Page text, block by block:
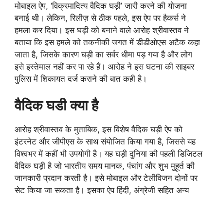
मोबाइल ऐप, ‘विक्रमादित्य वैदिक घड़ी’ जारी करने की योजना
बनाई थी। लेकिन, रिलीज़ से ठीक पहले, इस ऐप पर हैकर्स ने
हमला कर दिया। इस घड़ी को बनाने वाले आरोह श्रीवास्तव ने
बताया कि इस हमले को तकनीकी जगत में डीडीओएस अटैक कहा
जाता है, जिसके कारण घड़ी का सर्वर धीमा पड़ गया है और लोग
इसे इस्तेमाल नहीं कर पा रहे हैं। आरोह ने इस घटना की साइबर
पुलिस में शिकायत दर्ज कराने की बात कही है।
वैदिक घडी क्या है
आरोह श्रीवास्तव के मुताबिक, इस विशेष वैदिक घड़ी ऐप को
इंटरनेट और जीपीएस के साथ संयोजित किया गया है, जिससे यह
विश्वभर में कहीं भी उपयोगी है। यह घड़ी दुनिया की पहली डिजिटल
वैदिक घड़ी है जो भारतीय समय मानक, पंचांग और शुभ मुहूर्त की
जानकारी प्रदान करती है। इसे मोबाइल और टेलीविजन दोनों पर
सेट किया जा सकता है। इसका ऐप हिंदी, अंग्रेजी सहित अन्य